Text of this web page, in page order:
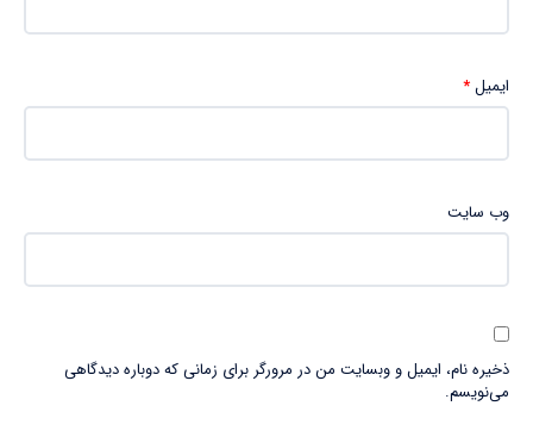
ایمیل*
وب‌ سایت
ذخیره نام، ایمیل و وبسایت من در مرورگر برای زمانی که دوباره دیدگاهی
می‌نویسم.